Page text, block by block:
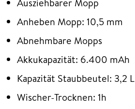
Ausziehbarer Mopp
Anheben Mopp: 10,5 mm
Abnehmbare Mopps
Akkukapazität: 6.400 mAh
Kapazität Staubbeutel: 3,2 L
Wischer-Trocknen: 1h